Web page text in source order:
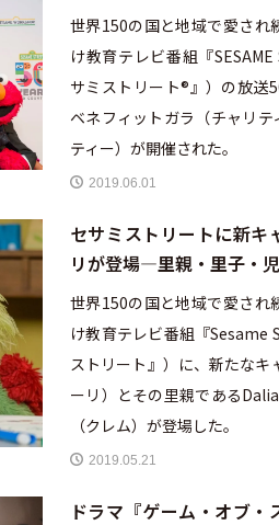
世界150の国と地域で愛され
け教育テレビ番組『
サミストリート®︎』）の放送
ベネフィットガラ（チャリテ
ティー）が開催された。
2019.06.01
セサミストリートに新キ
リが登場—里親・里子・
世界150の国と地域で愛され
け教育テレビ番組『Sesame
ストリート』）に、新たなキ
ーリ）とその里親である
（クレム）が登場した。
2019.05.21
ドラマ『ゲーム・オブ・